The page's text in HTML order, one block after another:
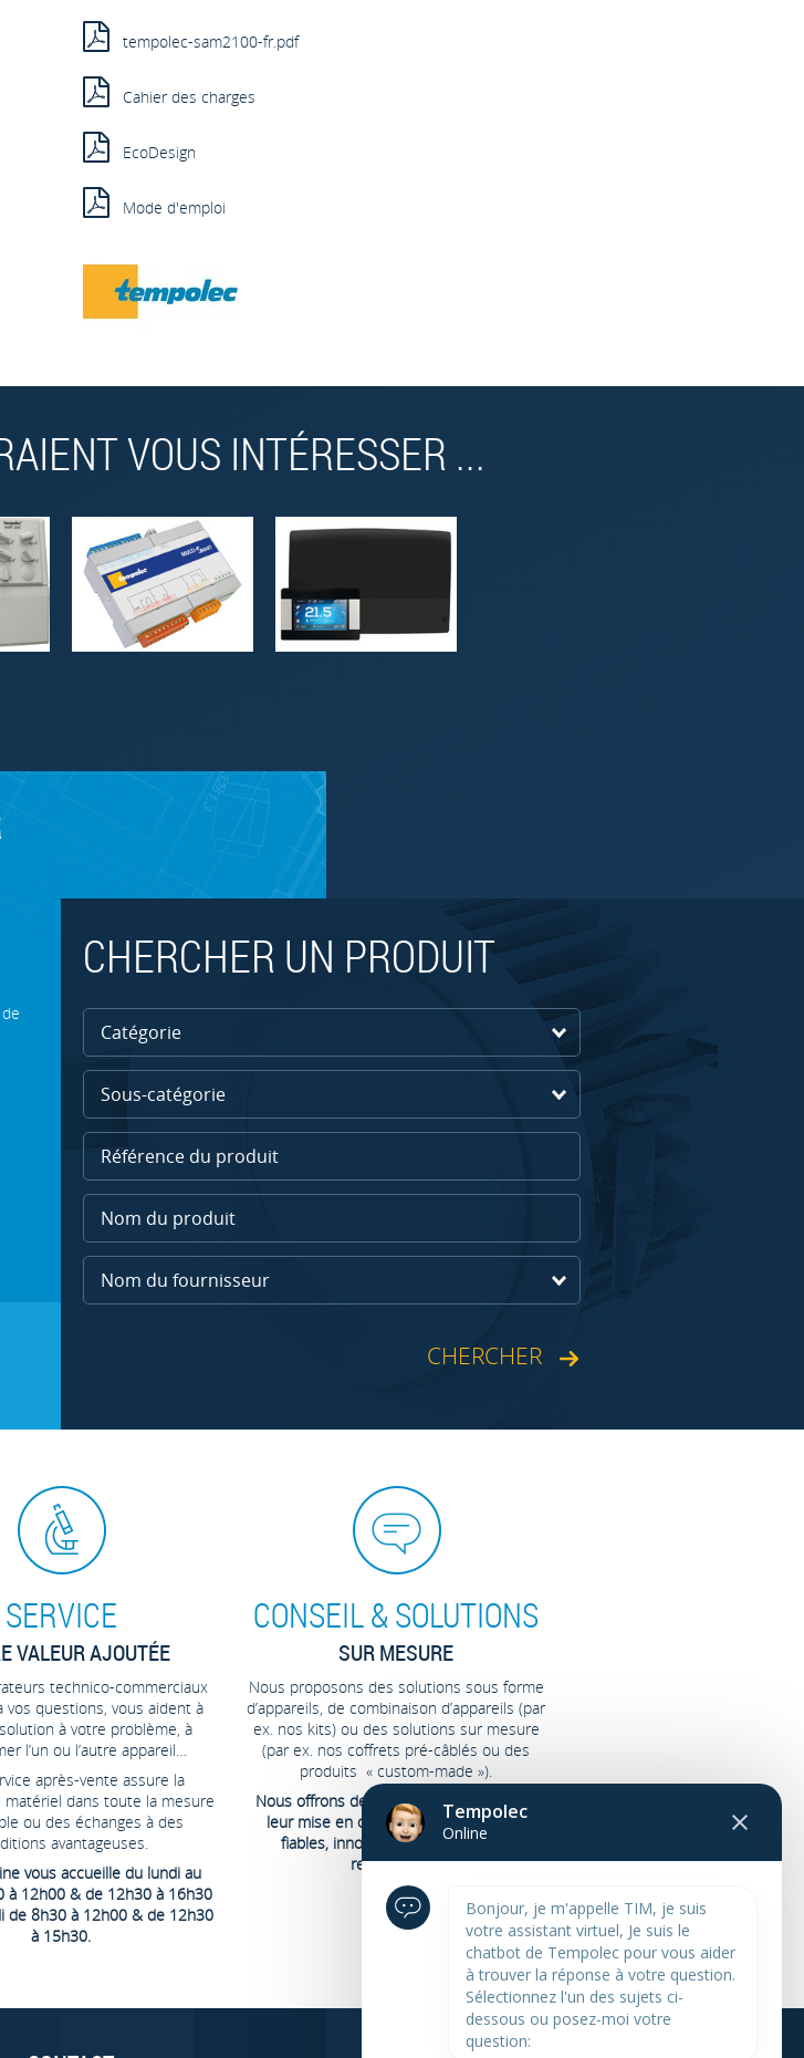
tempolec-sam2100-fr.pdf
Cahier des charges
EcoDesign
Mode d'emploi
VOUS INTÉRESSER ...
CHERCHER UN PRODUIT
Catégorie
Sous-catégorie
Nom du fournisseur
SERVICE
VALEUR AJOUTÉE
technico-commerciaux
vos questions, vous aident à
à votre problème, à
l’un ou l’autre appareil…
après-vente assure la
matériel dans toute la mesure
ou des échanges à des
avantageuses.
vous accueille du lundi au
à 12h00 & de 12h30 à 16h30
de 8h30 à 12h00 & de 12h30
à 15h30.
CONSEIL & SOLUTIONS
SUR MESURE
Nous proposons des solutions sous forme
d’appareils, de combinaison d’appareils (par
ex. nos kits) ou des solutions sur mesure
(par ex. nos coffrets pré-câblés ou des
produits « custom-made »).
Nous offrons des solutions simples dans
leur mise en œuvre et leur utilisation,
fiables, innovantes et rapidement
rentabilisées.
Tempolec
Online
Bonjour, je m'appelle TIM, je suis
votre assistant virtuel, Je suis le
chatbot de Tempolec pour vous aider
à trouver la réponse à votre question.
Sélectionnez l'un des sujets ci-
dessous ou posez-moi votre
question: